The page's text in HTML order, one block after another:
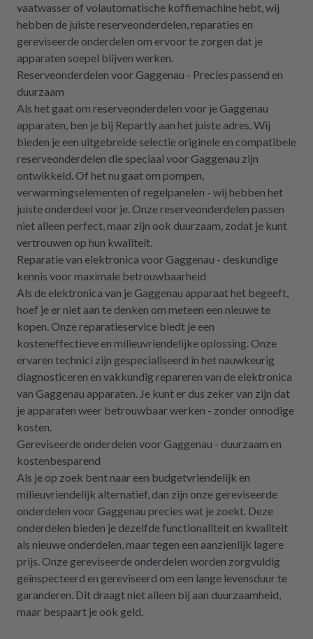
vaatwasser of volautomatische koffiemachine hebt, wij
hebben de juiste reserveonderdelen, reparaties en
gereviseerde onderdelen om ervoor te zorgen dat je
apparaten soepel blijven werken.
Reserveonderdelen voor Gaggenau - Precies passend en
duurzaam
Als het gaat om reserveonderdelen voor je Gaggenau
apparaten, ben je bij Repartly aan het juiste adres. Wij
bieden je een uitgebreide selectie originele en compatibele
reserveonderdelen die speciaal voor Gaggenau zijn
ontwikkeld. Of het nu gaat om pompen,
verwarmingselementen of regelpanelen - wij hebben het
juiste onderdeel voor je. Onze reserveonderdelen passen
niet alleen perfect, maar zijn ook duurzaam, zodat je kunt
vertrouwen op hun kwaliteit.
Reparatie van elektronica voor Gaggenau - deskundige
kennis voor maximale betrouwbaarheid
Als de elektronica van je Gaggenau apparaat het begeeft,
hoef je er niet aan te denken om meteen een nieuwe te
kopen. Onze reparatieservice biedt je een
kosteneffectieve en milieuvriendelijke oplossing. Onze
ervaren technici zijn gespecialiseerd in het nauwkeurig
diagnosticeren en vakkundig repareren van de elektronica
van Gaggenau apparaten. Je kunt er dus zeker van zijn dat
je apparaten weer betrouwbaar werken - zonder onnodige
kosten.
Gereviseerde onderdelen voor Gaggenau - duurzaam en
kostenbesparend
Als je op zoek bent naar een budgetvriendelijk en
milieuvriendelijk alternatief, dan zijn onze gereviseerde
onderdelen voor Gaggenau precies wat je zoekt. Deze
onderdelen bieden je dezelfde functionaliteit en kwaliteit
als nieuwe onderdelen, maar tegen een aanzienlijk lagere
prijs. Onze gereviseerde onderdelen worden zorgvuldig
geïnspecteerd en gereviseerd om een lange levensduur te
garanderen. Dit draagt niet alleen bij aan duurzaamheid,
maar bespaart je ook geld.